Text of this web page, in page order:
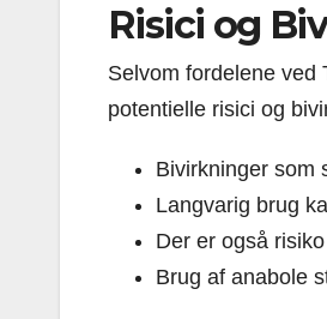
Risici og
Selvom fordelene
potentielle risici og
Bivirkninger
Langvarig brug
Der er også
Brug af anabole